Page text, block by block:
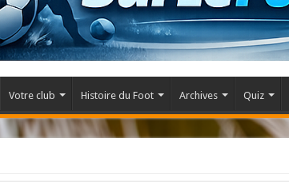
Votre club Histoire du Foot Archives Quiz